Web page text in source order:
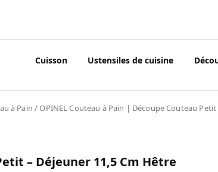
Cuisson Ustensiles de cuisine
à Pain / OPINEL Couteau à Pain | Découpe Couteau
– Déjeuner 11,5 Cm Hêtre